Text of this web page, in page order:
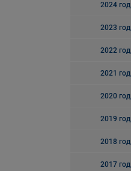
2024 год
2023 год
2022 год
2021 год
2020 год
2019 год
2018 год
2017 год